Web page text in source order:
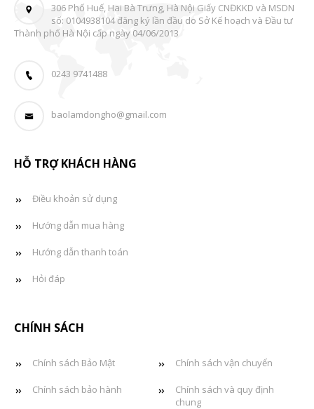
306 Phố Huế, Hai Bà Trưng, Hà Nội Giấy CNĐKKD và MSDN
số: 0104938104 đăng ký lần đầu do Sở Kế hoạch và Đầu tư
Thành phố Hà Nội cấp ngày 04/06/2013
0243 9741488
baolamdongho@gmail.com
HỖ TRỢ KHÁCH HÀNG
Điều khoản sử dụng
Hướng dẫn mua hàng
Hướng dẫn thanh toán
Hỏi đáp
CHÍNH SÁCH
Chính sách Bảo Mật Chính sách vận chuyển
Chính sách bảo hành
Chính sách và quy định
chung